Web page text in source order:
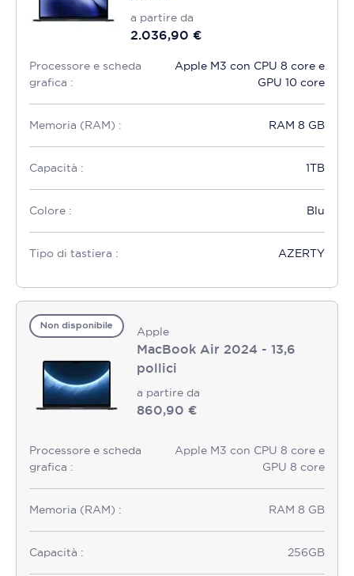
a partire da
2.036,90 €
Processore e scheda
grafica :
Apple M3 con CPU 8 core e
GPU 10 core
Memoria (RAM) : RAM 8 GB
Capacità : 1TB
Colore : Blu
Tipo di tastiera : AZERTY
Non disponibile Apple
MacBook Air 2024 - 13,6
pollici
a partire da
860,90 €
Processore e scheda
grafica :
Apple M3 con CPU 8 core e
GPU 8 core
Memoria (RAM) : RAM 8 GB
Capacità : 256GB